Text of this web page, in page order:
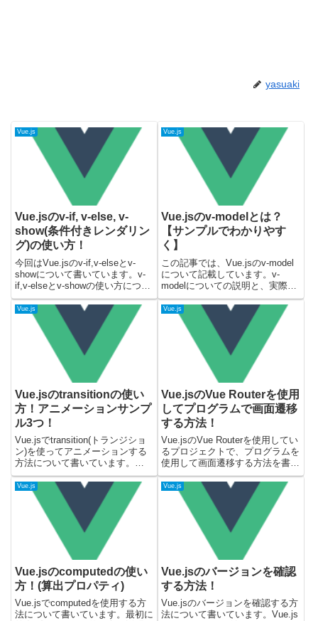
yasuaki
Vue.js
Vue.jsのv-if, v-else, v-
show(条件付きレンダリン
グ)の使い方！
今回はVue.jsのv-if,v-elseとv-
showについて書いています。v-
if,v-elseとv-showの使い方につい
て、簡単に説明した後にサンプル
コードを載せていますので、確認
してみてください。載せているサ
ンプルコードはVue....
Vue.js
Vue.jsのv-modelとは？
【サンプルでわかりやす
く】
この記事では、Vue.jsのv-model
について記載しています。v-
modelについての説明と、実際に
サンプルコードを書いてみて解説
しています。Vue.jsのバージョン
２で検証していますが、Vue.jsの
バージョン３でも同じように動作
Vue.js
Vue.jsのtransitionの使い
方！アニメーションサンプ
ル3つ！
Vue.jsでtransition(トランジショ
ン)を使ってアニメーションする
方法について書いています。
transitionを使用することで、v-
showやv-ifなどの動的に表示が変
わる箇所で、フワッと出したりス
ライドさせたりするアニメー...
Vue.js
Vue.jsのVue Routerを使用
してプログラムで画面遷移
する方法！
Vue.jsのVue Routerを使用してい
るプロジェクトで、プログラムを
使用して画面遷移する方法を書い
ています。最初に通常遷移する方
法を記載していて、次にURLパラ
メータとクエリパラメータを渡し
て、画面遷移する方法を書いてい
ます。Vue...
Vue.js
Vue.jsのcomputedの使い
方！(算出プロパティ)
Vue.jsでcomputedを使用する方
法について書いています。最初に
Vue.js
Vue.jsのバージョンを確認
する方法！
Vue.jsのバージョンを確認する方
法について書いています。Vue.js